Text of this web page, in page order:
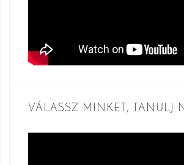
VÁLASSZ MINKET, TANULJ